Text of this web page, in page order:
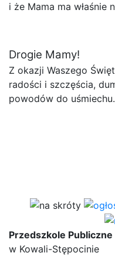
i że Mama ma właśnie
Drogie Mamy!
Z okazji Waszego
radości i szczęścia,
powodów do uśmiechu.
Przedszkole
w Kowali-Stępocinie